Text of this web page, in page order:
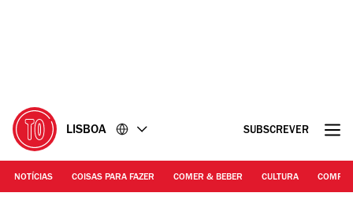
LISBOA SUBSCREVER
NOTÍCIAS COISAS PARA FAZER COMER & BEBER CULTURA
©Miss Suzie | Miss Suzie